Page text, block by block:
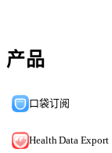
产品
口袋订阅
Health Data Export